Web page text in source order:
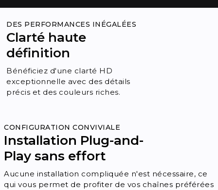
DES PERFORMANCES INÉGALÉES
Clarté haute
définition
Bénéficiez d'une clarté HD
exceptionnelle avec des détails
précis et des couleurs riches.
CONFIGURATION CONVIVIALE
Installation Plug-and-
Play sans effort
Aucune installation compliquée n'est nécessaire, ce
qui vous permet de profiter de vos chaînes préférées